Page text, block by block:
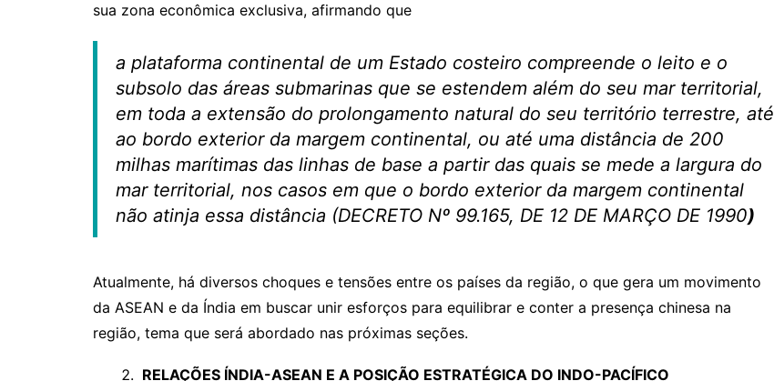
sua zona econômica exclusiva, afirmando que
a plataforma continental de um Estado costeiro compreende o leito e o
subsolo das áreas submarinas que se estendem além do seu mar territorial,
em toda a extensão do prolongamento natural do seu território terrestre, até
ao bordo exterior da margem continental, ou até uma distância de 200
milhas marítimas das linhas de base a partir das quais se mede a largura do
mar territorial, nos casos em que o bordo exterior da margem continental
não atinja essa distância (DECRETO Nº 99.165, DE 12 DE MARÇO DE 1990)
Atualmente, há diversos choques e tensões entre os países da região, o que gera um movimento
da ASEAN e da Índia em buscar unir esforços para equilibrar e conter a presença chinesa na
região, tema que será abordado nas próximas seções.
RELAÇÕES ÍNDIA-ASEAN E A POSIÇÃO ESTRATÉGICA DO INDO-PACÍFICO